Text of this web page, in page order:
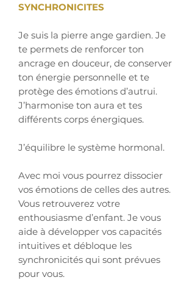
SYNCHRONICITES
Je suis la pierre ange gardien. Je
te permets de renforcer ton
ancrage en douceur, de conserver
ton énergie personnelle et te
protège des émotions d’autrui.
J’harmonise ton aura et tes
différents corps énergiques.
J’équilibre le système hormonal.
Avec moi vous pourrez dissocier
vos émotions de celles des autres.
Vous retrouverez votre
enthousiasme d’enfant. Je vous
aide à développer vos capacités
intuitives et débloque les
synchronicités qui sont prévues
pour vous.